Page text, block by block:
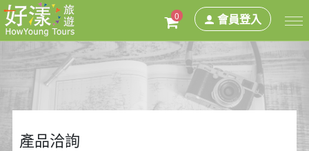
0 會員登入
產品洽詢